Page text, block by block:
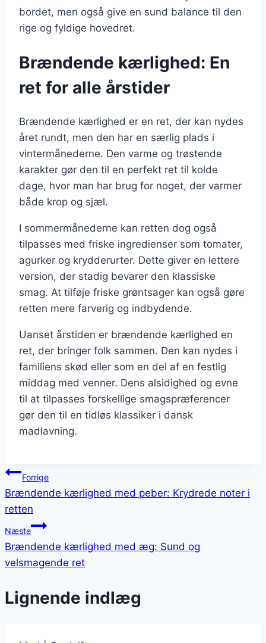
bordet, men også give en sund balance til den
rige og fyldige hovedret.
Brændende kærlighed: En
ret for alle årstider
Brændende kærlighed er en ret, der kan nydes
året rundt, men den har en særlig plads i
vintermånederne. Den varme og trøstende
karakter gør den til en perfekt ret til kolde
dage, hvor man har brug for noget, der varmer
både krop og sjæl.
I sommermånederne kan retten dog også
tilpasses med friske ingredienser som tomater,
agurker og krydderurter. Dette giver en lettere
version, der stadig bevarer den klassiske
smag. At tilføje friske grøntsager kan også gøre
retten mere farverig og indbydende.
Uanset årstiden er brændende kærlighed en
ret, der bringer folk sammen. Den kan nydes i
familiens skød eller som en del af en festlig
middag med venner. Dens alsidighed og evne
til at tilpasses forskellige smagspræferencer
gør den til en tidløs klassiker i dansk
madlavning.
Indlægsnavigation
Forrige
Brændende kærlighed med peber: Krydrede noter i
retten
Næste
Brændende kærlighed med æg: Sund og
velsmagende ret
Lignende indlæg